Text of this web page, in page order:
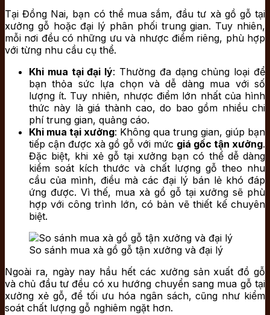
Tại Đồng Nai, bạn có thể mua sắm, đầu tư xà gồ gỗ tại
xưởng gỗ hoặc đại lý phân phối trung gian. Tuy nhiên,
mỗi nơi đều có những ưu và nhược điểm riêng, phù hợp
với từng nhu cầu cụ thể.
Khi mua tại đại lý: Thường đa dạng chủng loại để
bạn thỏa sức lựa chọn và dễ dàng mua với số
lượng ít. Tuy nhiên, nhược điểm lớn nhất của hình
thức này là giá thành cao, do bao gồm nhiều chi
phí trung gian, quảng cáo.
Khi mua tại xưởng: Không qua trung gian, giúp bạn
tiếp cận được xà gồ gỗ với mức giá gốc tận xưởng.
Đặc biệt, khi xẻ gỗ tại xưởng bạn có thể dễ dàng
kiểm soát kích thước và chất lượng gỗ theo nhu
cầu của mình, điều mà các đại lý bán lẻ khó đáp
ứng được. Vì thế, mua xà gồ gỗ tại xưởng sẽ phù
hợp với công trình lớn, có bản vẽ thiết kế chuyên
biệt.
So sánh mua xà gồ gỗ tận xưởng và đại lý
Ngoài ra, ngày nay hầu hết các xưởng sản xuất đồ gỗ
và chủ đầu tư đều có xu hướng chuyển sang mua gỗ tại
xưởng xẻ gỗ, để tối ưu hóa ngân sách, cũng như kiểm
soát chất lượng gỗ nghiêm ngặt hơn.